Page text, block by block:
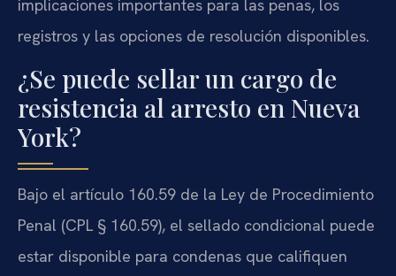
implicaciones importantes para las penas, los
registros y las opciones de resolución disponibles.
¿Se puede sellar un cargo de
resistencia al arresto en Nueva
York?
Bajo el artículo 160.59 de la Ley de Procedimiento
Penal (CPL § 160.59), el sellado condicional puede
estar disponible para condenas que califiquen